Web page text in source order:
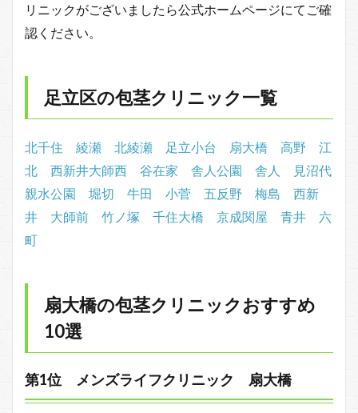
リニックがございましたら公式ホームページにてご確
認ください。
足立区の包茎クリニック一覧
北千住 綾瀬 北綾瀬 足立小台 扇大橋 高野
江
北
西新井大師西 谷在家 舎人公園 舎人
見沼代
親水公園
堀切 牛田 小菅 五反野 梅島
西新
井
大師前 竹ノ塚 千住大橋 京成関屋 青井
六
町
扇大橋の包茎クリニックおすすめ
10選
第1位 メンズライフクリニック 扇大橋